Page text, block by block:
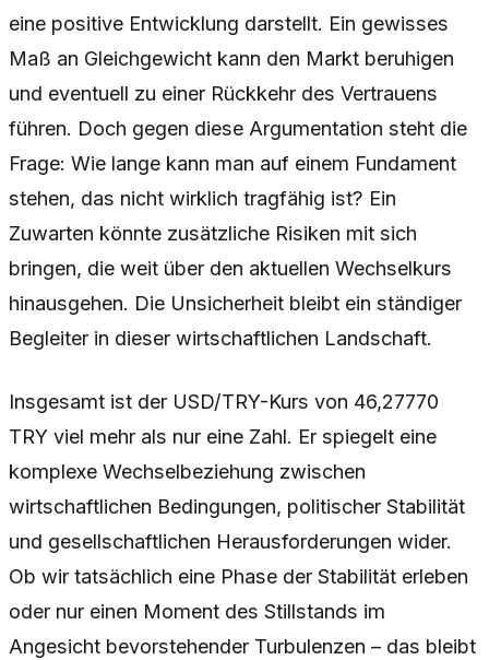
eine positive Entwicklung darstellt. Ein gewisses
Maß an Gleichgewicht kann den Markt beruhigen
und eventuell zu einer Rückkehr des Vertrauens
führen. Doch gegen diese Argumentation steht die
Frage: Wie lange kann man auf einem Fundament
stehen, das nicht wirklich tragfähig ist? Ein
Zuwarten könnte zusätzliche Risiken mit sich
bringen, die weit über den aktuellen Wechselkurs
hinausgehen. Die Unsicherheit bleibt ein ständiger
Begleiter in dieser wirtschaftlichen Landschaft.
Insgesamt ist der USD/TRY-Kurs von 46,27770
TRY viel mehr als nur eine Zahl. Er spiegelt eine
komplexe Wechselbeziehung zwischen
wirtschaftlichen Bedingungen, politischer Stabilität
und gesellschaftlichen Herausforderungen wider.
Ob wir tatsächlich eine Phase der Stabilität erleben
oder nur einen Moment des Stillstands im
Angesicht bevorstehender Turbulenzen – das bleibt